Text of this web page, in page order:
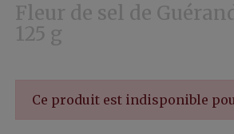
Fleur de sel de
125 g
Ce produit est indisponible